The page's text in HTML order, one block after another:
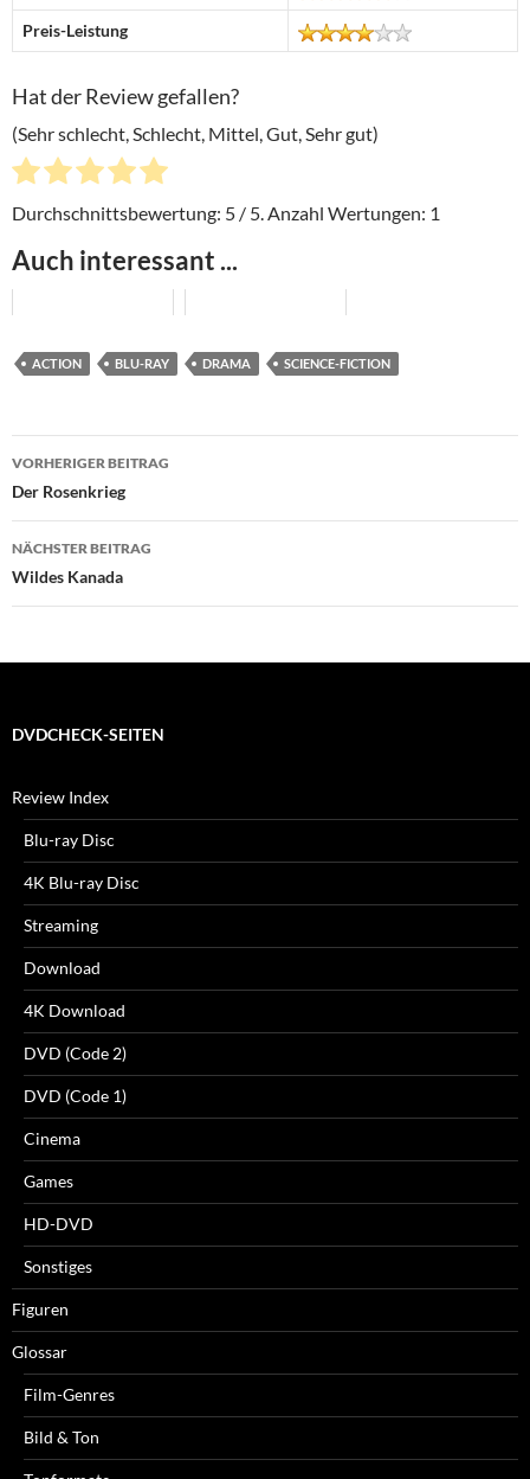
Preis-Leistung
Hat der Review gefallen?
(Sehr schlecht, Schlecht, Mittel, Gut, Sehr gut)
Durchschnittsbewertung: 5 / 5. Anzahl Wertungen: 1
Auch interessant ...
ACTION BLU-RAY DRAMA SCIENCE-FICTION
Beitragsnavigation
VORHERIGER BEITRAG
Der Rosenkrieg
NÄCHSTER BEITRAG
Wildes Kanada
DVDCHECK-SEITEN
Review Index
Blu-ray Disc
4K Blu-ray Disc
Streaming
Download
4K Download
DVD (Code 2)
DVD (Code 1)
Cinema
Games
HD-DVD
Sonstiges
Figuren
Glossar
Film-Genres
Bild & Ton